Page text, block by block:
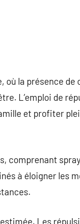
la présence de
L’emploi de
et profiter
comprenant
à éloigner les
Les